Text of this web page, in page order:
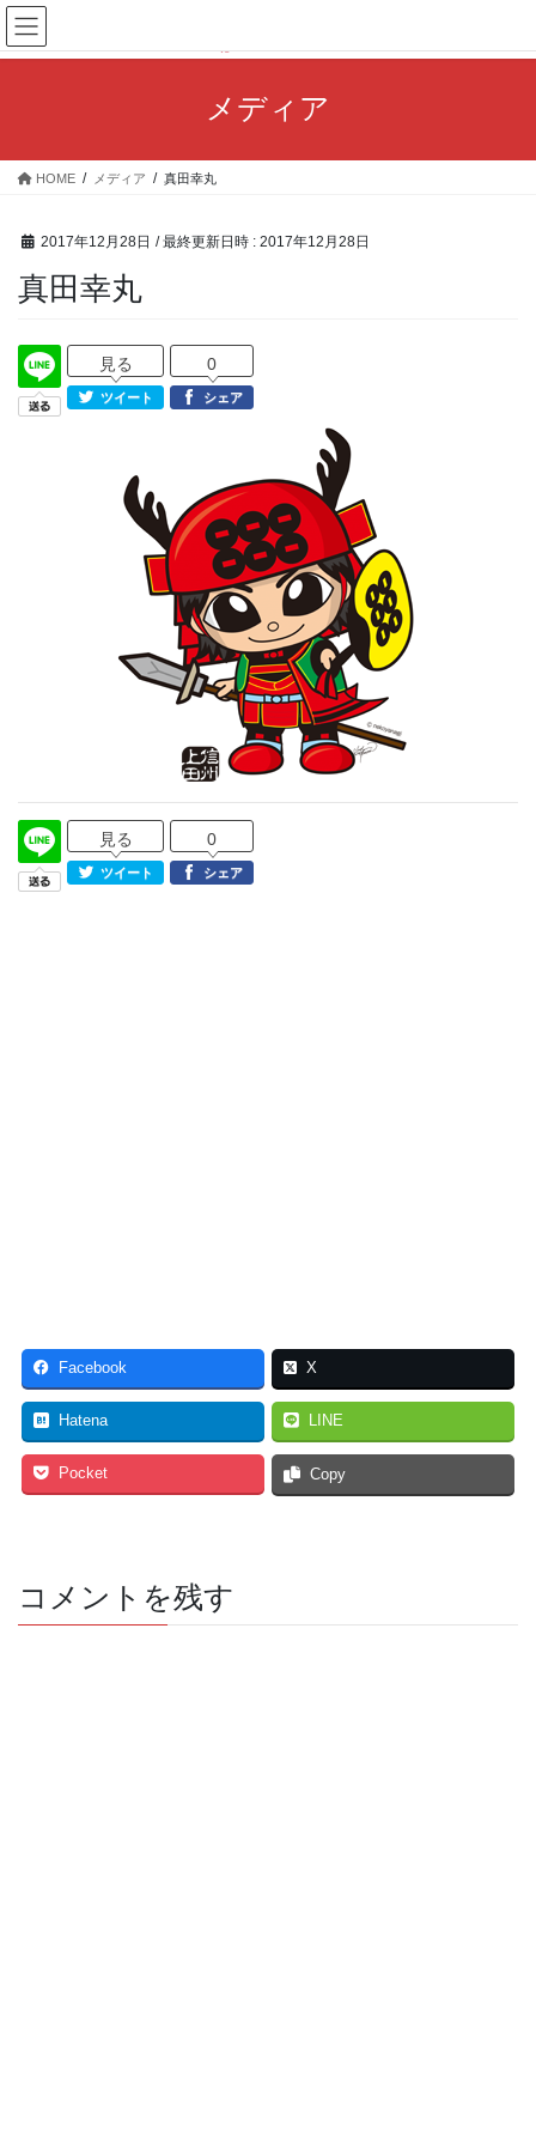
コ
ン
テ
ス
ナ
ビ
ゲ
ン
メディア
HOME メディア 真田幸丸
2017年12月28日 / 最終更新日時 : 2017年12月28日
真田幸丸
見る
ツイート
0
シェア
見る
ツイート
0
シェア
Facebook X
Hatena LINE
Pocket Copy
コメントを残す